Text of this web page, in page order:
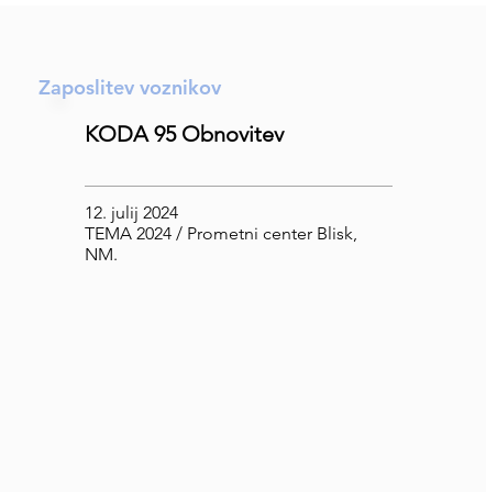
KODA 95 Obnovitev
12. julij 2024
TEMA 2024 / Prometni center Blisk,
NM.
Zaposlitev voznikov